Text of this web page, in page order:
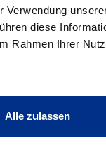
Verwendung
diese
Rahmen Ihrer
Alle zulassen